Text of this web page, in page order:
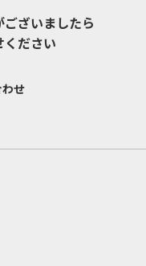
ざいましたら
ください
せ